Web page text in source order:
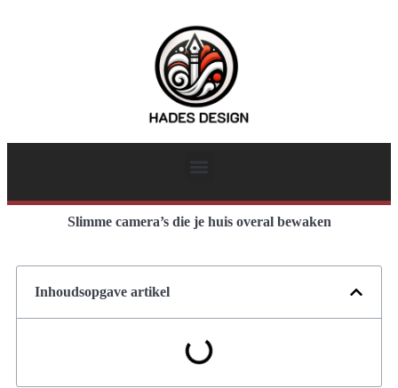
Slimme camera’s die je huis overal bewaken
Inhoudsopgave artikel